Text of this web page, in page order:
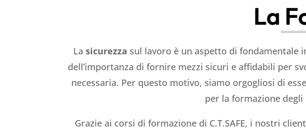
La
La sicurezza sul lavoro è un aspetto di fondamentale
dell’importanza di fornire mezzi sicuri e affidabili per
necessaria. Per questo motivo, siamo orgogliosi di
per la formazione
Grazie ai corsi di formazione di C.T.SAFE, i nostri